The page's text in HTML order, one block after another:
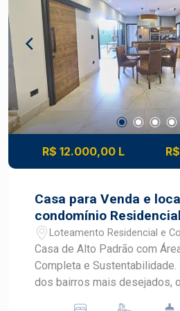
R$ 12.000,00 L
Casa para Venda e
condomínio
Loteamento Residencial e
- Piracicaba/SP
Casa de Alto Padrão com
Completa e Sustentabilidade. Localizada em um
dos bairros mais desejados,